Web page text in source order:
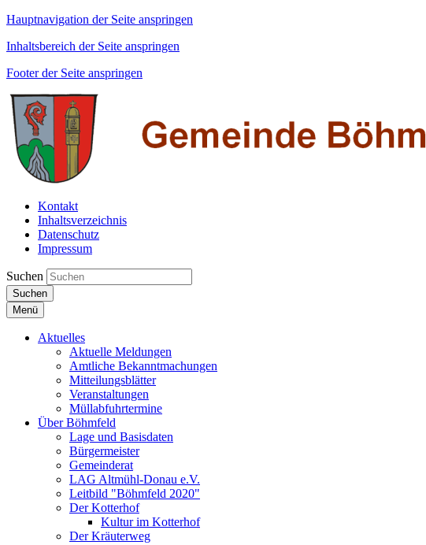
Hauptnavigation der Seite anspringen
Inhaltsbereich der Seite anspringen
Footer der Seite anspringen
Kontakt
Inhaltsverzeichnis
Datenschutz
Impressum
Suchen
Suchen
Menü
Aktuelles
Aktuelle Meldungen
Amtliche Bekanntmachungen
Mitteilungsblätter
Veranstaltungen
Müllabfuhrtermine
Über Böhmfeld
Lage und Basisdaten
Bürgermeister
Gemeinderat
LAG Altmühl-Donau e.V.
Leitbild "Böhmfeld 2020"
Der Kotterhof
Kultur im Kotterhof
Der Kräuterweg